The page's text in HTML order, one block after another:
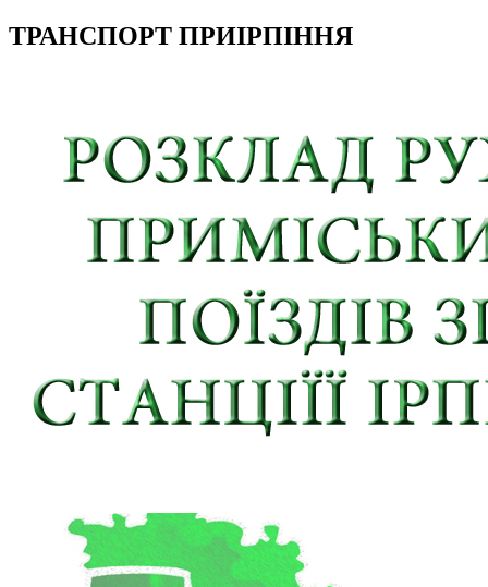
ТРАНСПОРТ ПРИІРПІННЯ